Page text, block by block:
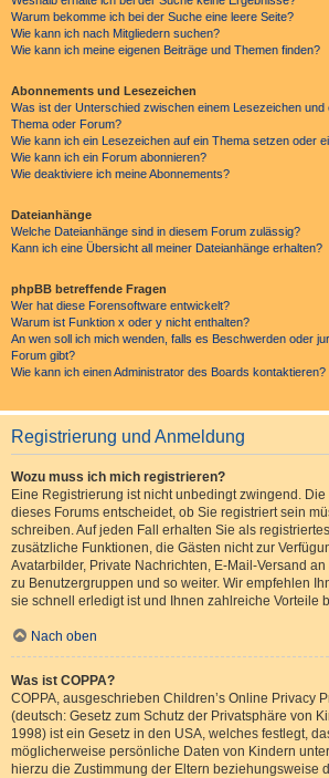
Warum bekomme ich bei der Suche eine leere Seite?
Wie kann ich nach Mitgliedern suchen?
Wie kann ich meine eigenen Beiträge und Themen finden?
Abonnements und Lesezeichen
Was ist der Unterschied zwischen einem Lesezeichen und
Thema oder Forum?
Wie kann ich ein Lesezeichen auf ein Thema setzen oder
Wie kann ich ein Forum abonnieren?
Wie deaktiviere ich meine Abonnements?
Dateianhänge
Welche Dateianhänge sind in diesem Forum zulässig?
Kann ich eine Übersicht all meiner Dateianhänge erhalten?
phpBB betreffende Fragen
Wer hat diese Forensoftware entwickelt?
Warum ist Funktion x oder y nicht enthalten?
An wen soll ich mich wenden, falls es Beschwerden oder
Forum gibt?
Wie kann ich einen Administrator des Boards kontaktieren?
Registrierung und Anmeldung
Wozu muss ich mich registrieren?
Eine Registrierung ist nicht unbedingt zwingend.
dieses Forums entscheidet, ob Sie registriert sein
schreiben. Auf jeden Fall erhalten Sie als
zusätzliche Funktionen, die Gästen nicht zur
Avatarbilder, Private Nachrichten, E-Mail-Versand
zu Benutzergruppen und so weiter. Wir empfehlen
sie schnell erledigt ist und Ihnen zahlreiche Vorteile
Nach oben
Was ist COPPA?
COPPA, ausgeschrieben Children’s Online Privacy
(deutsch: Gesetz zum Schutz der Privatsphäre von
1998) ist ein Gesetz in den USA, welches festlegt,
möglicherweise persönliche Daten von Kindern
hierzu die Zustimmung der Eltern beziehungsweise